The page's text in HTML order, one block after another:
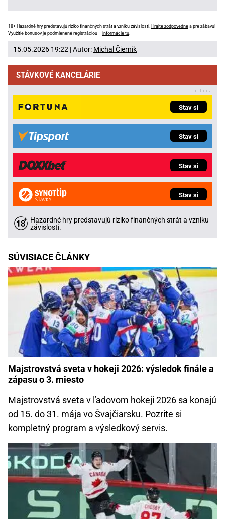
18+ Hazardné hry predstavujú riziko finančných strát a vzniku závislosti. Hrajte zodpovedne a pre zábavu!
Využitie bonusov je podmienené registráciou – informácie tu.
15.05.2026 19:22 | Autor: Michal Čiernik
STÁVKOVÉ KANCELÁRIE
Stav si
Stav si
Stav si
Stav si
Hazardné hry predstavujú riziko finančných strát a vzniku
závislosti.
SÚVISIACE ČLÁNKY
Majstrovstvá sveta v hokeji 2026: výsledok finále a
zápasu o 3. miesto
Majstrovstvá sveta v ľadovom hokeji 2026 sa konajú
od 15. do 31. mája vo Švajčiarsku. Pozrite si
kompletný program a výsledkový servis.